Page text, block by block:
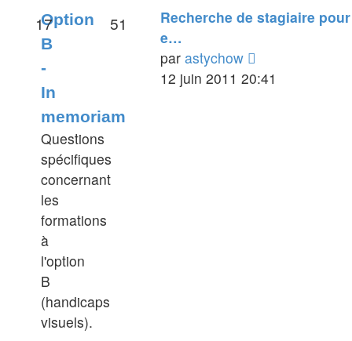
Option
B
-
In
memoriam
Questions
spécifiques
concernant
les
formations
à
l'option
B
(handicaps
visuels).
17 51
Recherche de stagiaire pour
e…
par astychow
le
12 juin 2011 20:41